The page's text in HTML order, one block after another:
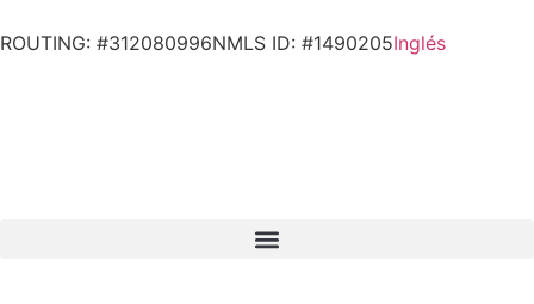
ROUTING: #312080996NMLS ID: #1490205Inglés